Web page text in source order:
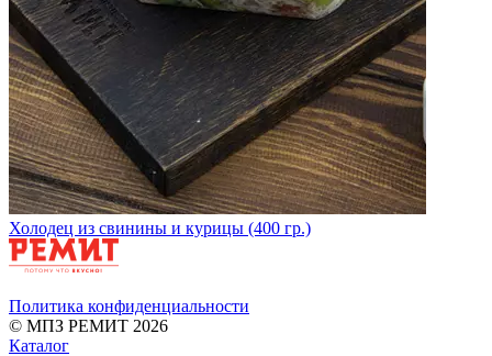
Холодец из свинины и курицы (400 гр.)
Политика конфиденциальности
© МПЗ РЕМИТ 2026
Каталог